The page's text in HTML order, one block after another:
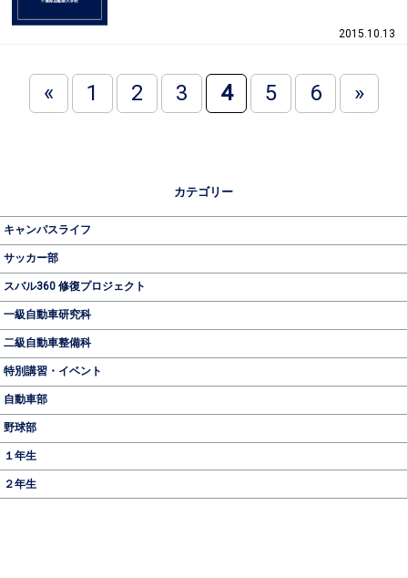
2015.10.13
« 1 2 3 4 5 6 »
カテゴリー
キャンパスライフ
サッカー部
スバル360 修復プロジェクト
一級自動車研究科
二級自動車整備科
特別講習・イベント
自動車部
野球部
１年生
２年生